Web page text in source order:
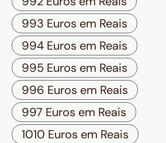
993 Euros em Reais
994 Euros em Reais
995 Euros em Reais
996 Euros em Reais
997 Euros em Reais
1010 Euros em Reais